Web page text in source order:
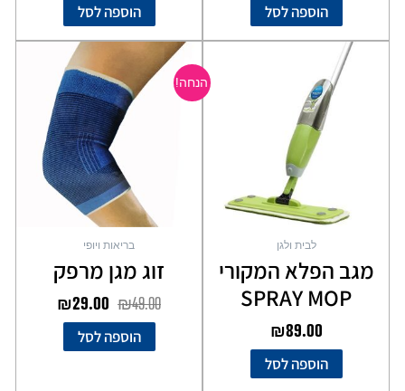
הוספה לסל הוספה לסל
לבית ולגן
מגב הפלא המקורי
SPRAY MOP
₪89.00
הוספה לסל
הנחה!
בריאות ויופי
זוג מגן מרפק
₪49.00
המחיר
המקורי
היה:
₪49.00.
₪29.00
הוא:
₪29.00.
הוספה לסל